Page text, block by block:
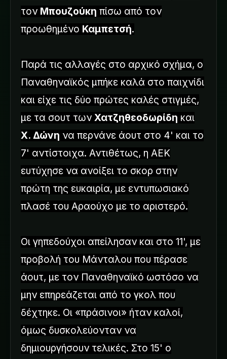
τον Μπουζούκη πίσω από τον
προωθημένο Καμπετσή.
Παρά τις αλλαγές στο αρχικό σχήμα, ο
Παναθηναϊκός μπήκε καλά στο παιχνίδι
και είχε τις δύο πρώτες καλές στιγμές,
με τα σουτ των Χατζηθεοδωρίδη και
Χ. Δώνη να περνάνε άουτ στο 4' και το
7' αντίστοιχα. Αντιθέτως, η ΑΕΚ
ευτύχησε να ανοίξει το σκορ στην
πρώτη της ευκαιρία, με εντυπωσιακό
πλασέ του Αραούχο με το αριστερό.
Οι γηπεδούχοι απείλησαν και στο 11', με
προβολή του Μάνταλου που πέρασε
άουτ, με τον Παναθηναϊκό ωστόσο να
μην επηρεάζεται από το γκολ που
δέχτηκε. Οι «πράσινοι» ήταν καλοί,
όμως δυσκολεύονταν να
δημιουργήσουν τελικές. Στο 15' ο